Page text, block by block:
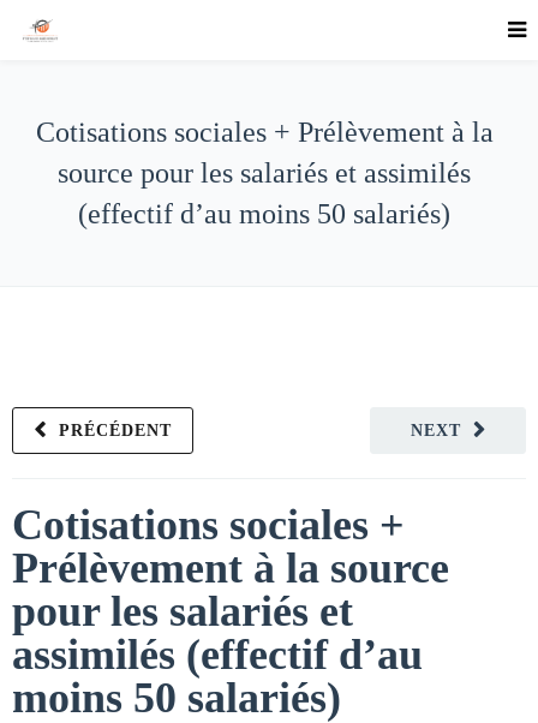
Cotisations sociales + Prélèvement à la
source pour les salariés et assimilés
(effectif d’au moins 50 salariés)
NEXT
PRÉCÉDENT
Cotisations sociales +
Prélèvement à la source
pour les salariés et
assimilés (effectif d’au
moins 50 salariés)